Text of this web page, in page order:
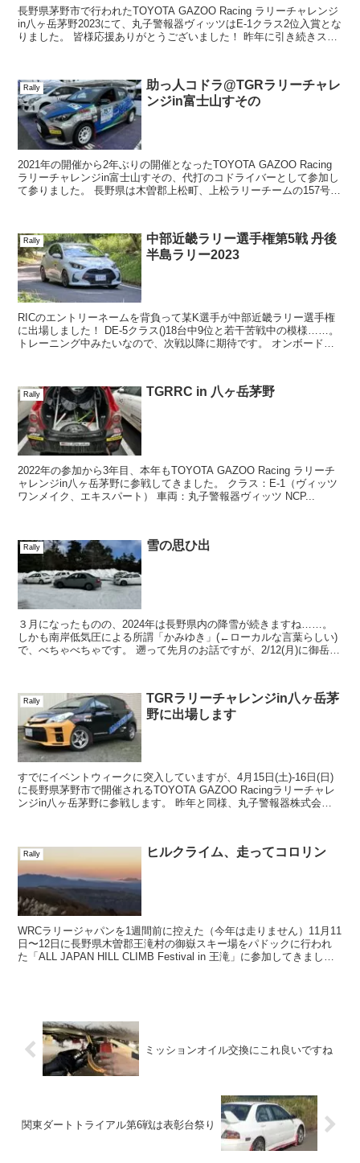
長野県茅野市で行われたTOYOTA GAZOO Racing ラリーチャレンジ
in八ヶ岳茅野2023にて、丸子警報器ヴィッツはE-1クラス2位入賞とな
りました。 皆様応援ありがとうございました！ 昨年に引き続きスポ
Rally
助っ人コドラ@TGRラリーチャレ
ンジin富士山すその
2021年の開催から2年ぶりの開催となったTOYOTA GAZOO Racing
ラリーチャレンジin富士山すその、代打のコドライバーとして参加し
て参りました。 長野県は木曽郡上松町、上松ラリーチームの157号車
Rally
中部近畿ラリー選手権第5戦 丹後
半島ラリー2023
RICのエントリーネームを背負って某K選手が中部近畿ラリー選手権
に出場しました！ DE-5クラス()18台中9位と若干苦戦中の模様……。
トレーニング中みたいなので、次戦以降に期待です。 オンボード映
Rally TGRRC in 八ヶ岳茅野
2022年の参加から3年目、本年もTOYOTA GAZOO Racing ラリーチ
ャレンジin八ヶ岳茅野に参戦してきました。 クラス：E-1（ヴィッツ
ワンメイク、エキスパート） 車両：丸子警報器ヴィッツ NCP...
Rally 雪の思ひ出
３月になったものの、2024年は長野県内の降雪が続きますね……。
しかも南岸低気圧による所謂「かみゆき」(←ローカルな言葉らしい)
で、べちゃべちゃです。 遡って先月のお話ですが、2/12(月)に御岳ス
Rally
TGRラリーチャレンジin八ヶ岳茅
野に出場します
すでにイベントウィークに突入していますが、4月15日(土)-16日(日)
に長野県茅野市で開催されるTOYOTA GAZOO Racingラリーチャレ
ンジin八ヶ岳茅野に参戦します。 昨年と同様、丸子警報器株式会社
Rally ヒルクライム、走ってコロリン
WRCラリージャパンを1週間前に控えた（今年は走りません）11月11
日〜12日に長野県木曽郡王滝村の御嶽スキー場をパドックに行われ
た「ALL JAPAN HILL CLIMB Festival in 王滝」に参加してきまし
ミッションオイル交換にこれ良いですね
関東ダートトライアル第6戦は表彰台祭り